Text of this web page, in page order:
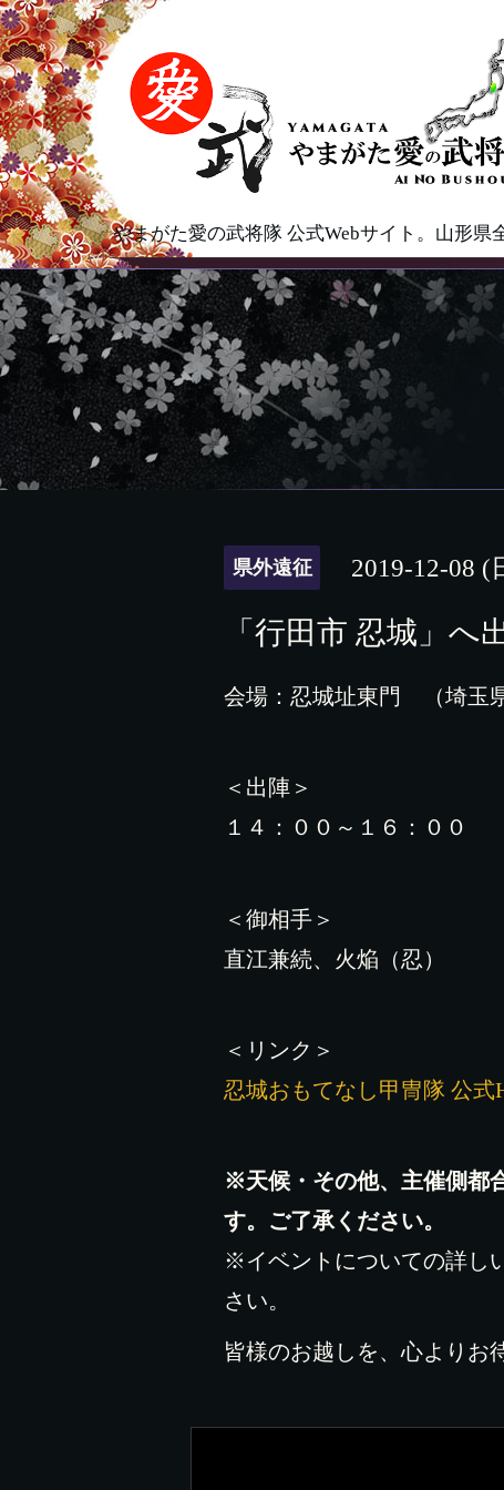
やまがた愛の武将隊 公式Webサイト。山形県
県外遠征 2019-12-08 (
「行田市 忍城」へ
会場：忍城址東門 （埼玉
＜出陣＞
１４：００～１６：００
＜御相手＞
直江兼続、火焔（忍）
＜リンク＞
忍城おもてなし甲冑隊 公式
※天候・その他、主催側都
す。ご了承ください。
※イベントについての詳し
さい。
皆様のお越しを、心よりお